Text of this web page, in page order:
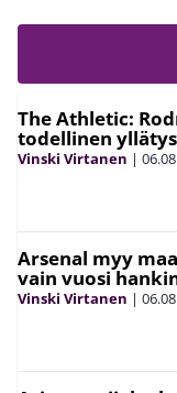
The Athletic:
todellinen
Vinski Virtanen |
Arsenal myy
vain vuosi
Vinski Virtanen |